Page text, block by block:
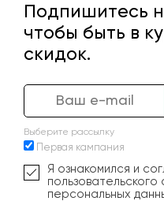
Подпишитесь
чтобы быть в
скидок.
Выберите рассылку
Первая кампания
Я ознакомился и
персональных